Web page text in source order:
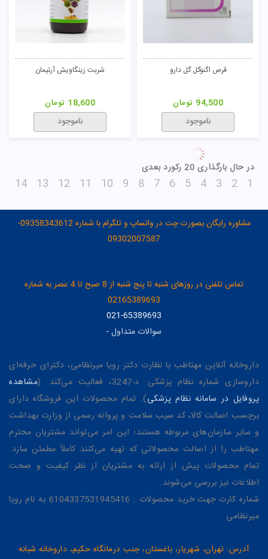
قرص اگنوگل گل دارو
94,500 تومان
ناموجود
شربت زینگاویش آرتیمان
18,600 تومان
ناموجود
در حال بارگذاری 20 رکورد بعدی
1
2
3
4
5
6
7
8
9
10
11
12
13
14
مشاوره رایگان بصورت چت در واتساپ و تلگرام با شماره 09358343612-
09302007587
تماس تلفنی در روزهای شنبه تا پنج شنبه از 8 صبح تا 4 عصر به شماره
02165389693
021-65389693
سوالات متداول-
داروخانه آنلاین مهتاطب با نظارت دکتر رویا میرنظامی، دکترای حرفه‌ای
داروسازی شماره نظام پزشکی: د-3247، فعالیت می‌کند. (
مشاهده
پروفایل در سامانه نظام پزشکی). تمام محصولات این فروشگاه دارای
برچسب اصالت کالا، کد سیب سلامت و پروانه رسمی از وزارت بهداشت
و سایر سازمان‌های مربوطه هستند؛ این امر می‌تواند مشتریان محترم
مهتاطب را از اصالت محصولاتی که تهیه می‌کنند کاملاً مطمئن سازد.
تمام محصولات پیش از ارائه به مشتریان از نظر کیفیت و صحت
اطلاعات نیز بررسی می‌شوند.
شماره کارت جهت خرید محصولات : 6104337531945416 به نام رویا
میرنظامی
آدرس: تهران، شهریار، باغستان، جنب درمانگاه حکیم، داروخانه شبانه